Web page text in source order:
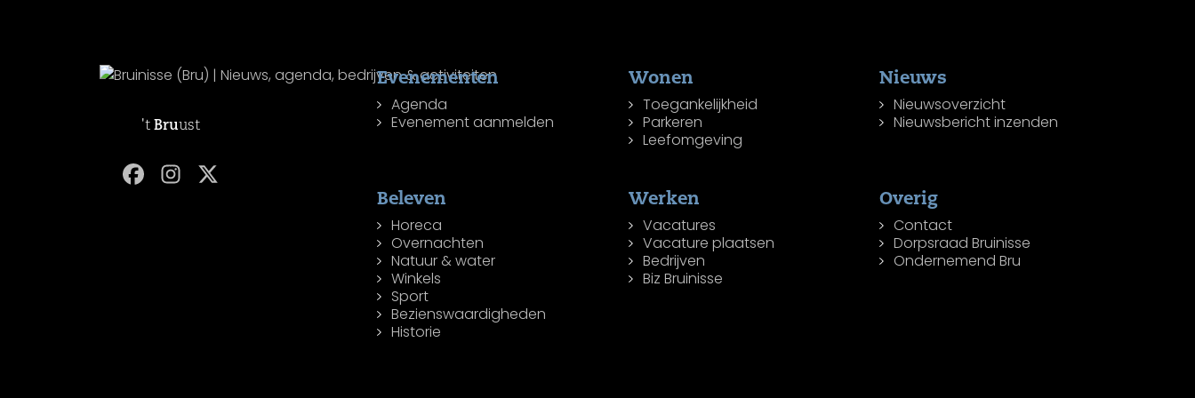
't Bruust
Evenementen
Agenda
Evenement aanmelden
Wonen
Toegankelijkheid
Parkeren
Leefomgeving
Nieuws
Nieuwsoverzicht
Nieuwsbericht inzenden
Beleven
Horeca
Overnachten
Natuur & water
Winkels
Sport
Bezienswaardigheden
Historie
Werken
Vacatures
Vacature plaatsen
Bedrijven
Biz Bruinisse
Overig
Contact
Dorpsraad Bruinisse
Ondernemend Bru